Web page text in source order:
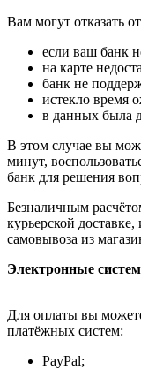
Вам могут отказать
если ваш банк
на карте
банк не
истекло время
в данных была
В этом случае вы
минут,
банк для решения
Безналичным
курьерской
самовывоза из
Электронные
Для оплаты вы
платёжных систем:
PayPal;